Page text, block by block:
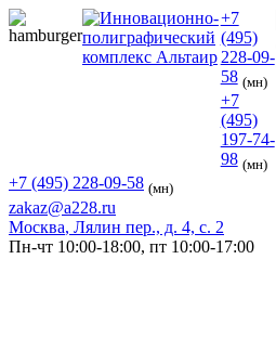
+7
(495)
228-09-
58 (мн)
+7
(495)
197-74-
98 (мн)
+7 (495) 228-09-58 (мн)
zakaz@a228.ru
Москва, Лялин пер., д. 4, с. 2
Пн-чт 10:00-18:00, пт 10:00-17:00